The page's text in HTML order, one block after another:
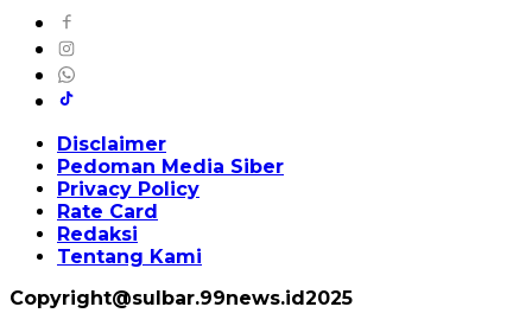
Disclaimer
Pedoman Media Siber
Privacy Policy
Rate Card
Redaksi
Tentang Kami
Copyright@sulbar.99news.id2025